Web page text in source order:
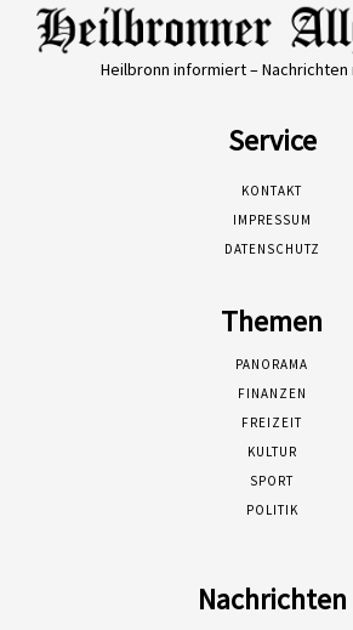
Heilbronn informiert –
Service
KONTAKT
IMPRESSUM
DATENSCHUTZ
Themen
PANORAMA
FINANZEN
FREIZEIT
KULTUR
SPORT
POLITIK
Nachrichten